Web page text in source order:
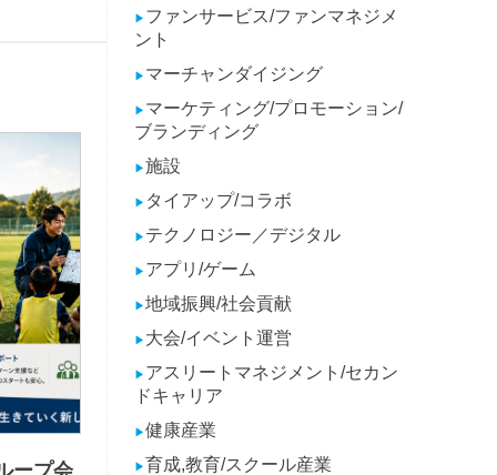
ープ会
▶ ファンサービス/ファンマネジメ
ント
▶ マーチャンダイジング
▶ マーケティング/プロモーション/
ブランディング
▶施設
▶ タイアップ/コラボ
▶ テクノロジー／デジタル
▶ アプリ/ゲーム
▶地域振興/社会貢献
▶ 大会/イベント運営
▶ アスリートマネジメント/セカン
ドキャリア
▶健康産業
▶育成,教育/スクール産業